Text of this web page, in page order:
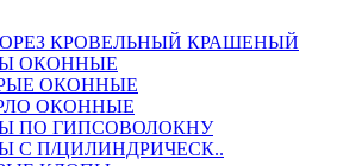
КРОВЕЛЬНЫЙ КРАШЕНЫЙ
ОКОННЫЕ
ОКОННЫЕ
ОКОННЫЕ
ПО ГИПСОВОЛОКНУ
С П/ЦИЛИНДРИЧЕСК..